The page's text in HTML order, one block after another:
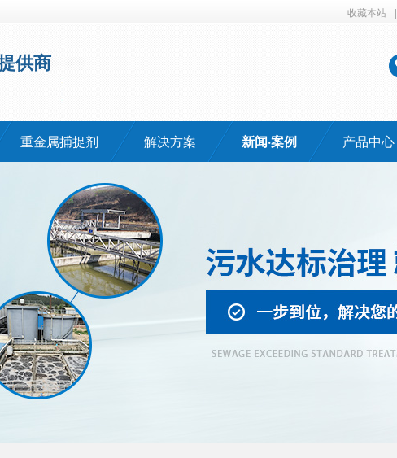
收藏本站 |
供商
重金属捕捉剂 解决方案 新闻·案例 产品中心